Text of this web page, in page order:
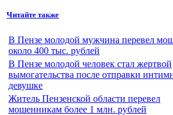
Читайте также
В Пензе молодой мужчина перевел
около 400 тыс. рублей
В Пензе молодой человек стал жертвой
вымогательства после отправки
девушке
Житель Пензенской области перевел
мошенникам более 1 млн. рублей